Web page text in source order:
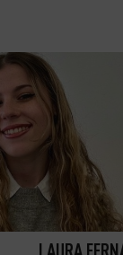
LAURA